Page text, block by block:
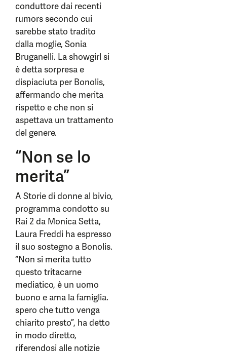
conduttore dai recenti
rumors secondo cui
sarebbe stato tradito
dalla moglie, Sonia
Bruganelli. La showgirl si
è detta sorpresa e
dispiaciuta per Bonolis,
affermando che merita
rispetto e che non si
aspettava un trattamento
del genere.
“Non se lo
merita”
A Storie di donne al bivio,
programma condotto su
Rai 2 da Monica Setta,
Laura Freddi ha espresso
il suo sostegno a Bonolis.
“Non si merita tutto
questo tritacarne
mediatico, è un uomo
buono e ama la famiglia.
spero che tutto venga
chiarito presto”, ha detto
in modo diretto,
riferendosi alle notizie